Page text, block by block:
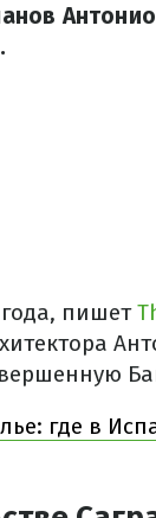
пишет
где в